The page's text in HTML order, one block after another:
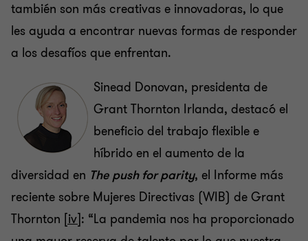
también son más creativas e innovadoras, lo que
les ayuda a encontrar nuevas formas de responder
a los desafíos que enfrentan.
Sinead Donovan, presidenta de
Grant Thornton Irlanda, destacó el
beneficio del trabajo flexible e
híbrido en el aumento de la
diversidad en The push for parity, el Informe más
reciente sobre Mujeres Directivas (WIB) de Grant
Thornton [iv]: “La pandemia nos ha proporcionado